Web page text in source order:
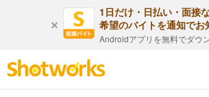
1日だけ・日払い・面接
希望のバイトを通知でお
Androidアプリを無料でダウ